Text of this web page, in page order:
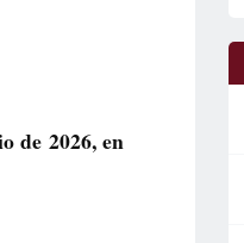
de 2026, en